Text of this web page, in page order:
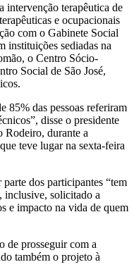
intervenção terapêutica de
e ocupacionais
com o Gabinete Social
instituições sediadas na
o Centro Sócio-
Social de São José,
85% das pessoas referiram
disse o presidente
Rodeiro, durante a
teve lugar na sexta-feira
dos participantes “tem
inclusive, solicitado a
e impacto na vida de quem
de prosseguir com a
também o projeto à